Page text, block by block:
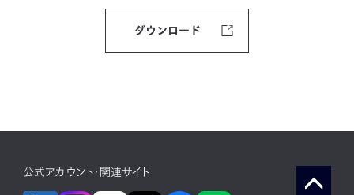
ダウンロード
公式アカウント・関連サイト